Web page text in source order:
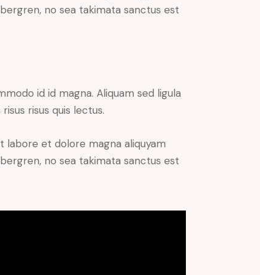
no sea takimata sanctus est
id id magna. Aliquam sed ligula
risus quis lectus.
et dolore magna aliquyam
no sea takimata sanctus est